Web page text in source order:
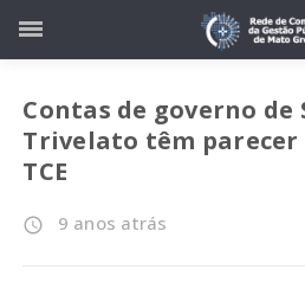
Contas de governo de
Trivelato têm parecer
TCE
access_time 9 anos atrás